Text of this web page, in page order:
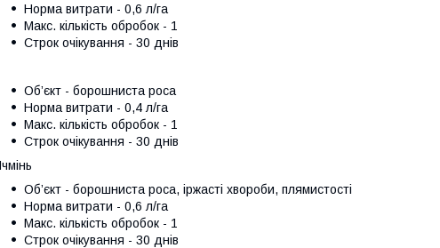
Норма витрати - 0,6 л/га
Макс. кількість обробок - 1
Строк очікування - 30 днів
Об’єкт - борошниста роса
Норма витрати - 0,4 л/га
Макс. кількість обробок - 1
Строк очікування - 30 днів
Об’єкт - борошниста роса, іржасті хвороби, плямистості
Норма витрати - 0,6 л/га
Макс. кількість обробок - 1
Строк очікування - 30 днів